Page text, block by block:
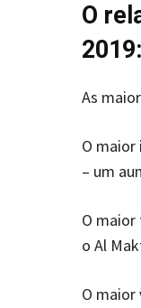
O
2019:
As
O maior
– um
O maior
o Al
O maior